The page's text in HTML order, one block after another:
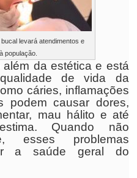
levará atendimentos e
população.
da estética e está
de vida da
cáries, inflamações
podem causar dores,
mau hálito e até
Quando não
esses problemas
a saúde geral do